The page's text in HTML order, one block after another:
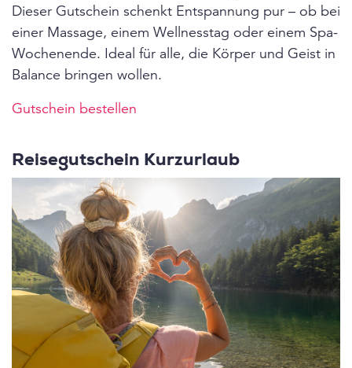
Dieser Gutschein schenkt Entspannung pur – ob bei
einer Massage, einem Wellnesstag oder einem Spa-
Wochenende. Ideal für alle, die Körper und Geist in
Balance bringen wollen.
Gutschein bestellen
Reisegutschein Kurzurlaub